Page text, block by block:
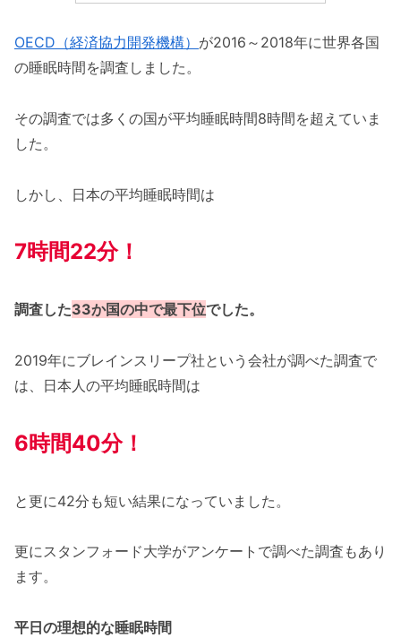
OECD（経済協力開発機構） が2016～2018年に世界各国
の睡眠時間を調査しました。
その調査では多くの国が平均睡眠時間8時間を超えていま
した。
しかし、日本の平均睡眠時間は
7時間22分！
調査した33か国の中で最下位でした。
2019年にブレインスリープ社という会社が調べた調査で
は、日本人の平均睡眠時間は
6時間40分！
と更に42分も短い結果になっていました。
更にスタンフォード大学がアンケートで調べた調査もあり
ます。
平日の理想的な睡眠時間